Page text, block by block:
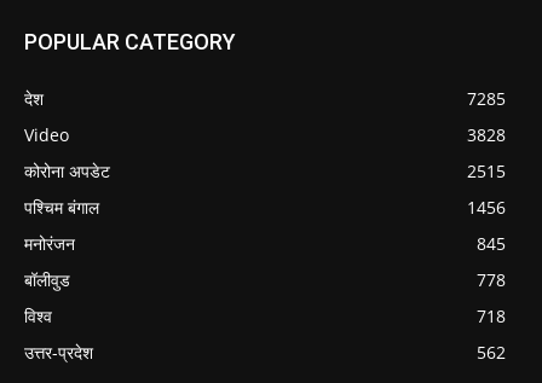
POPULAR CATEGORY
देश
7285
Video
3828
कोरोना अपडेट
2515
पश्चिम बंगाल
1456
मनोरंजन
845
बॉलीवुड
778
विश्व
718
उत्तर-प्रदेश
562